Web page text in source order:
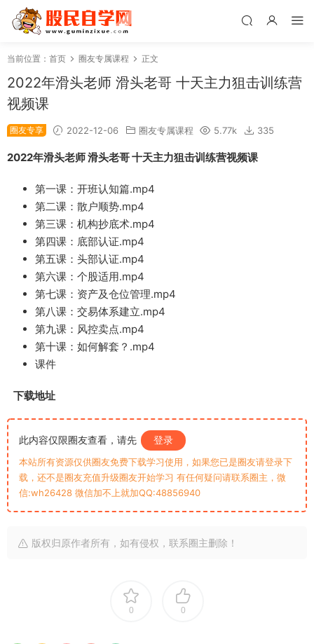
当前位置： 首页 圈友专属课程 正文
2022年滑头老师 滑头老哥 十天主力狙击训练营
视频课
圈友专享 2022-12-06 圈友专属课程 5.77k 335
2022年滑头老师 滑头老哥 十天主力狙击训练营视频课
第一课：开班认知篇.mp4
第二课：散户顺势.mp4
第三课：机构抄底术.mp4
第四课：底部认证.mp4
第五课：头部认证.mp4
第六课：个股适用.mp4
第七课：资产及仓位管理.mp4
第八课：交易体系建立.mp4
第九课：风控卖点.mp4
第十课：如何解套？.mp4
课件
下载地址
此内容仅限圈友查看，请先 登录
本站所有资源仅供圈友免费下载学习使用，如果您已是圈友请登录下
载，还不是圈友充值升级圈友开始学习 有任何疑问请联系圈主，微
信:wh26428 微信加不上就加QQ:48856940
版权归原作者所有，如有侵权，联系圈主删除！
0 0